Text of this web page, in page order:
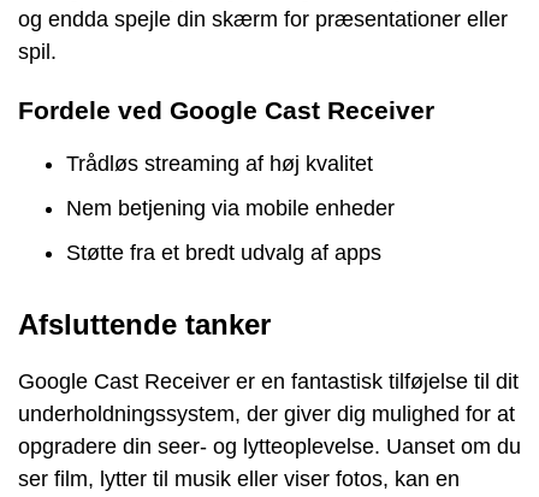
og endda spejle din skærm for præsentationer eller
spil.
Fordele ved Google Cast Receiver
Trådløs streaming af høj kvalitet
Nem betjening via mobile enheder
Støtte fra et bredt udvalg af apps
Afsluttende tanker
Google Cast Receiver er en fantastisk tilføjelse til dit
underholdningssystem, der giver dig mulighed for at
opgradere din seer- og lytteoplevelse. Uanset om du
ser film, lytter til musik eller viser fotos, kan en